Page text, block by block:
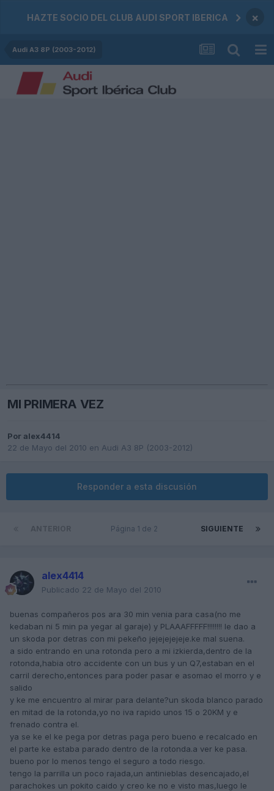
HAZTE SOCIO DEL CLUB AUDI SPORT IBERICA ×
Audi A3 8P (2003-2012)
MI PRIMERA VEZ
Por alex4414
22 de Mayo del 2010 en Audi A3 8P (2003-2012)
Responder a esta discusión
SIGUIENTE
Página 1 de 2
alex4414
Publicado 22 de Mayo del 2010
buenas compañeros pos ara 30 min venia para casa(no me
kedaban ni 5 min pa yegar al garaje) y PLAAAFFFFF!!!!!!!! le dao a
un skoda por detras con mi pekeño jejejejejeje.ke mal suena.
a sido entrando en una rotonda pero a mi izkierda,dentro de la
rotonda,habia otro accidente con un bus y un Q7,estaban en el
carril derecho,entonces para poder pasar e asomao el morro y e
salido
y ke me encuentro al mirar para delante?un skoda blanco parado
en mitad de la rotonda,yo no iva rapido unos 15 o 20KM y e
frenado contra el.
ya se ke el ke pega por detras paga pero bueno e recalcado en
el parte ke estaba parado dentro de la rotonda.a ver ke pasa.
bueno por lo menos tengo el seguro a todo riesgo.
tengo la parrilla un poco rajada,un antinieblas desencajado,el
parachokes un pokito caido y creo ke no e visto mas,luego le